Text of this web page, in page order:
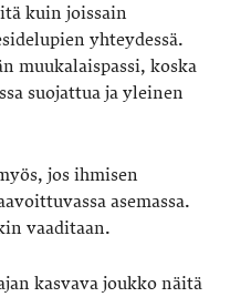
kuin joissain
yhteydessä.
muukalaispassi, koska
suojattua ja yleinen
jos ihmisen
asemassa.
vaaditaan.
kasvava joukko näitä